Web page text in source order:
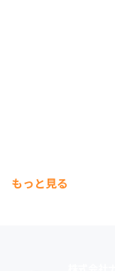
もっと見る